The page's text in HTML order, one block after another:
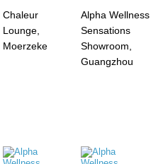
Chaleur
Lounge,
Moerzeke
Alpha Wellness
Sensations
Showroom,
Guangzhou